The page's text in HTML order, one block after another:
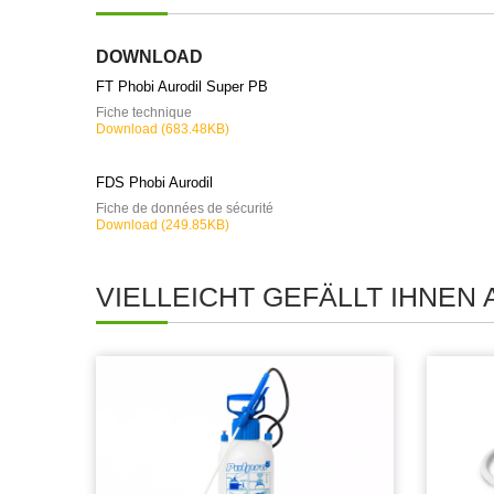
DOWNLOAD
FT Phobi Aurodil Super PB
Fiche technique
Download (683.48KB)
FDS Phobi Aurodil
Fiche de données de sécurité
Download (249.85KB)
VIELLEICHT GEFÄLLT IHNEN